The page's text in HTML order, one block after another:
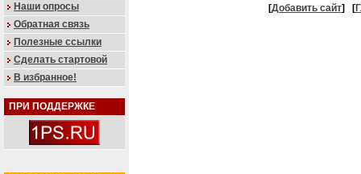
Наши опросы
Обратная связь
Полезные ссылки
Сделать стартовой
В избранное!
ПРИ ПОДДЕРЖКЕ
[Добавить сайт] [